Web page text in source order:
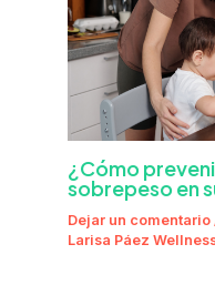
¿Cómo
sobrepeso en
Dejar un comentario
Larisa Páez